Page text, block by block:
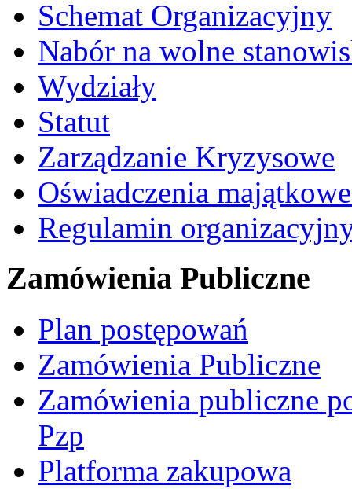
Schemat Organizacyjny
Nabór na wolne
Wydziały
Statut
Zarządzanie Kryzysowe
Oświadczenia
Regulamin
Zamówienia Publiczne
Plan postępowań
Zamówienia Publiczne
Zamówienia publiczne
Pzp
Platforma zakupowa